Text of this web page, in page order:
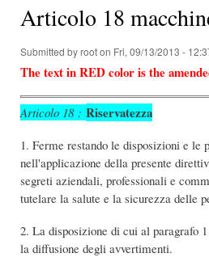
Articolo 18
Submitted byrooton Fri, 09/13/2013 -
The text in RED color is the
Articolo 18 : Riservatezza
1. Ferme restando le disposizioni e
nell'applicazione della presente
segreti aziendali, professionali e
tutelare la salute e la sicurezza delle
2. La disposizione di cui al paragrafo
la diffusione degli avvertimenti.